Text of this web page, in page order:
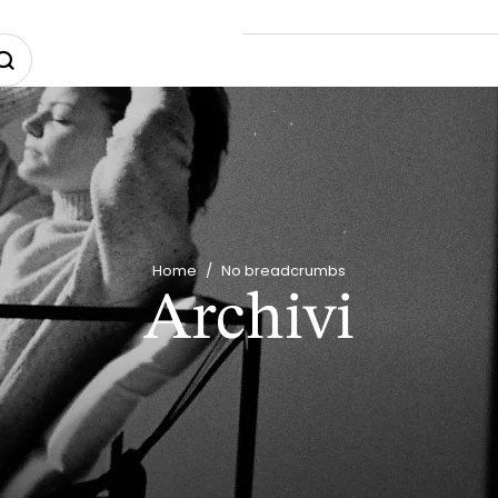
Home / No breadcrumbs
Archivi